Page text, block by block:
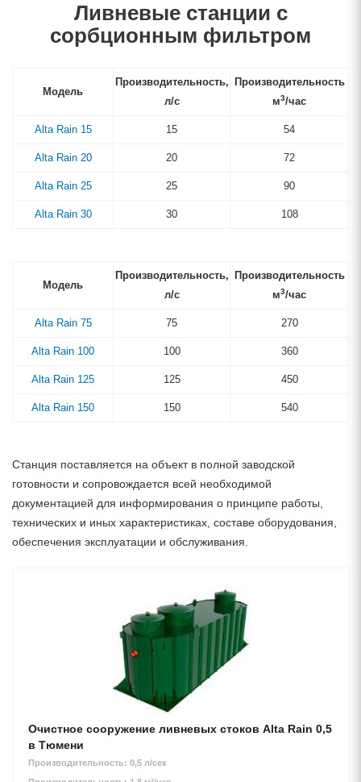
Ливневые станции с
сорбционным фильтром
Модель
Производительность,
л/с
Производительность
м3/час
Alta Rain 15 15 54
Alta Rain 20 20 72
Alta Rain 25 25 90
Alta Rain 30 30 108
Модель
Производительность,
л/с
Производительность
м3/час
Alta Rain 75 75 270
Alta Rain 100 100 360
Alta Rain 125 125 450
Alta Rain 150 150 540
Станция поставляется на объект в полной заводской
готовности и сопровождается всей необходимой
документацией для информирования о принципе работы,
технических и иных характеристиках, составе оборудования,
обеспечения эксплуатации и обслуживания.
Очистное сооружение ливневых стоков Alta Rain 0,5
в Тюмени
Производительность: 0,5 л/сек